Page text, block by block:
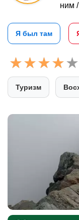
ним
Я был там
Туризм